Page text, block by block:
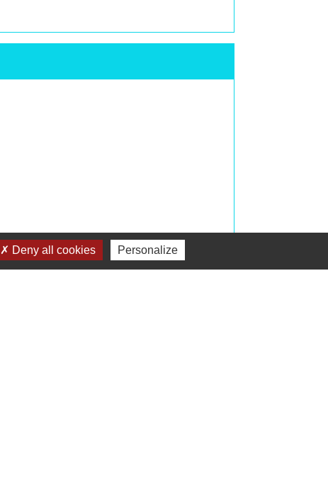
Signaler une erreur sur cette page
Deny all cookies Personalize